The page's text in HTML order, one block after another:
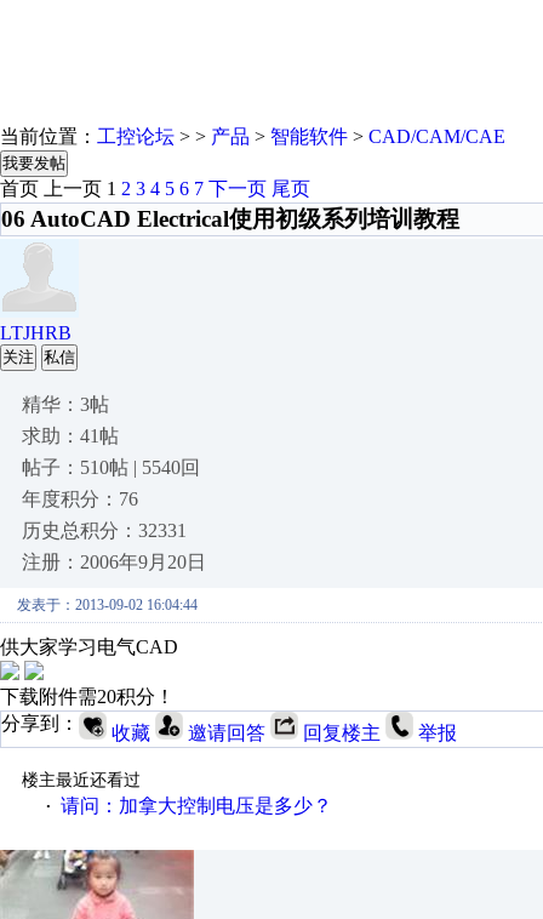
当前位置： 工控论坛 > > 产品 > 智能软件 > CAD/CAM/CAE
我要发帖
首页 上一页 1 2 3 4 5 6 7 下一页 尾页
06 AutoCAD Electrical使用初级系列培训教程
LTJHRB
关注 私信
精华：3帖
求助：41帖
帖子：510帖 | 5540回
年度积分：76
历史总积分：32331
注册：2006年9月20日
发表于：2013-09-02 16:04:44
供大家学习电气CAD
下载附件需20积分！
分享到：
收藏 邀请回答 回复楼主 举报
楼主最近还看过
· 请问：加拿大控制电压是多少？